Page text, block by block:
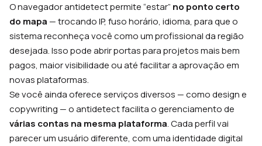
O navegador antidetect permite “estar” no ponto certo
do mapa — trocando IP, fuso horário, idioma, para que o
sistema reconheça você como um profissional da região
desejada. Isso pode abrir portas para projetos mais bem
pagos, maior visibilidade ou até facilitar a aprovação em
novas plataformas.
Se você ainda oferece serviços diversos — como design e
copywriting — o antidetect facilita o gerenciamento de
várias contas na mesma plataforma. Cada perfil vai
parecer um usuário diferente, com uma identidade digital